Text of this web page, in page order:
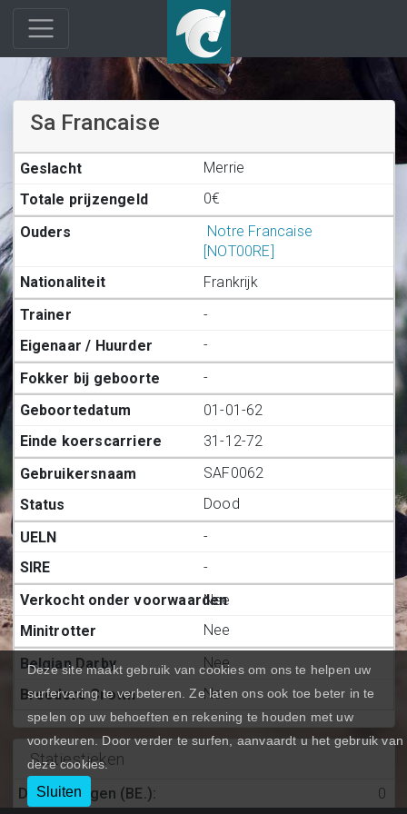
Sa Francaise
Merrie
0€
Notre Francaise
[NOT00RE]
Frankrijk
-
-
-
01-01-62
31-12-72
SAF0062
Dood
-
-
Nee
Nee
Nee
Nee
Statiestieken
Deelnemingen (BE.): 0
Deze site maakt gebruik van cookies om ons te helpen uw
surfervaring te verbeteren. Ze laten ons ook toe beter in te
spelen op uw behoeften en rekening te houden met uw
voorkeuren. Door verder te surfen, aanvaardt u het gebruik van
deze cookies.
Sluiten